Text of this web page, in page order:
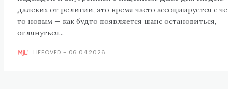
далеких от религии, это время часто ассоциируется с
то новым — как будто появляется шанс остановиться,
оглянуться...
LIFEOVED - 06.04.2026